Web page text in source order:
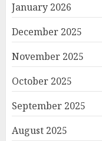
January 2026
December 2025
November 2025
October 2025
September 2025
August 2025